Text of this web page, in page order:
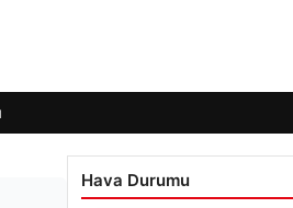
Hava Durumu